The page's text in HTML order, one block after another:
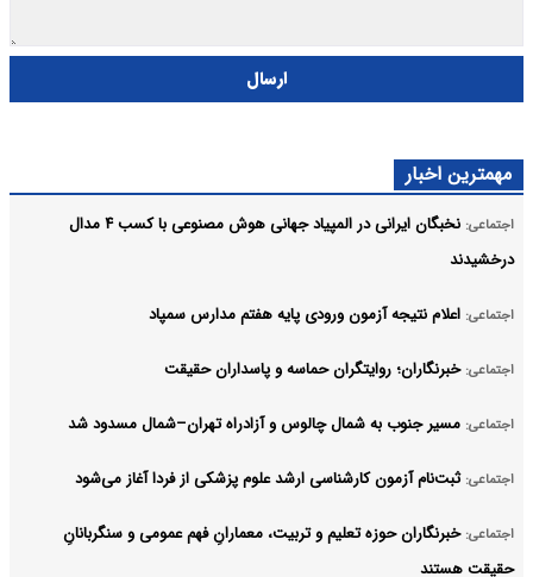
ارسال
مهمترین اخبار
اجتماعی:
نخبگان ایرانی در المپیاد جهانی هوش مصنوعی با کسب ۴ مدال
درخشیدند
اجتماعی: اعلام نتیجه آزمون ورودی پایه هفتم مدارس سمپاد
اجتماعی: خبرنگاران؛ روایتگران حماسه و پاسداران حقیقت
اجتماعی: مسیر جنوب به شمال چالوس و آزادراه تهران–شمال مسدود شد
اجتماعی: ثبت‌نام‌ آزمون کارشناسی ارشد علوم پزشکی از فردا آغاز می‌شود
اجتماعی: خبرنگاران حوزه تعلیم و تربیت، معمارانِ فهم عمومی و سنگربانانِ
حقیقت هستند